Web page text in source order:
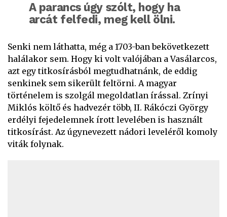
A parancs úgy szólt, hogy ha
arcát felfedi, meg kell ölni.
Senki nem láthatta, még a 1703-ban bekövetkezett
halálakor sem. Hogy ki volt valójában a Vasálarcos,
azt egy titkosírásból megtudhatnánk, de eddig
senkinek sem sikerült feltörni. A magyar
történelem is szolgál megoldatlan írással. Zrínyi
Miklós költő és hadvezér több, II. Rákóczi György
erdélyi fejedelemnek írott levelében is használt
titkosírást. Az úgynevezett nádori leveléről komoly
viták folynak.